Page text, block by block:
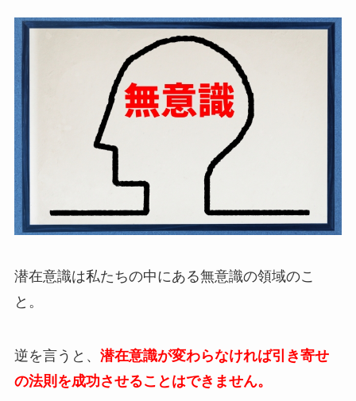
潜在意識は私たちの中にある無意識の領域のこ
と。
逆を言うと、 潜在意識が変わらなければ引き寄せ
の法則を成功させることはできません。